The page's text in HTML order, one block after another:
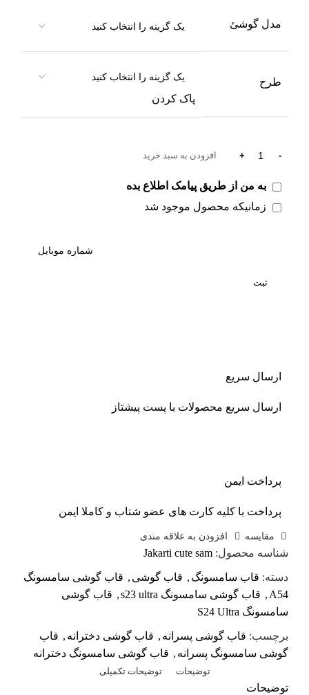
مدل گوشئ
طرح
پاک کردن
افزودن به سبد خرید
به من از طریق پیامک اطلاع بده
زمانیکه محصول موجود شد
ثبت
ارسال سریع
ارسال سریع محصولات با پست پیشتاز
پرداخت ایمن
پرداخت با کلیه کارت های عضو شتاب و کاملا ایمن
مقايسه افزودن به علاقه مندی
شناسه محصول: Jakarti cute sam
دسته: قاب سامسونگ , قاب گوشی , قاب گوشی سامسونگ
A54
, قاب گوشی سامسونگ s23 ultra , قاب گوشی
سامسونگ S24 Ultra
برچسب: قاب گوشی پسرانه , قاب گوشی دخترانه , قاب
گوشی سامسونگ پسرانه , قاب گوشی سامسونگ دخترانه
توضیحات توضیحات تکمیلی
توضیحات